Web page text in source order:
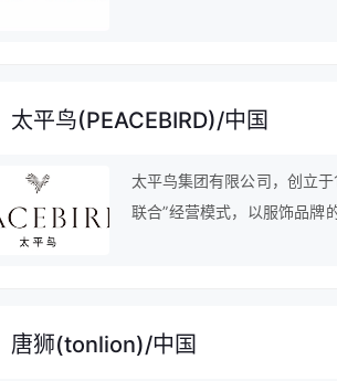
太平鸟(PEACEBIRD)/中国
太平鸟集团有限公司，创立
联合”经营模式，以服饰品牌
唐狮(tonlion)/中国